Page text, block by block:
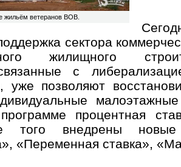
жильём ветеранов ВОВ.
сектора
жилищного
с
уже позволяют
процентная
того внедрены новые
«Переменная ставка»,